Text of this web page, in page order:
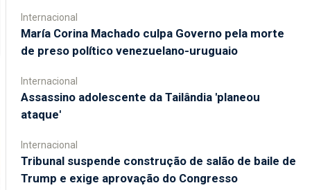
Internacional
María Corina Machado culpa Governo pela morte
de preso político venezuelano-uruguaio
Internacional
Assassino adolescente da Tailândia 'planeou
ataque'
Internacional
Tribunal suspende construção de salão de baile de
Trump e exige aprovação do Congresso